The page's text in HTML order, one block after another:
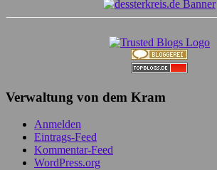
Verwaltung von dem Kram
Anmelden
Eintrags-Feed
Kommentar-Feed
WordPress.org